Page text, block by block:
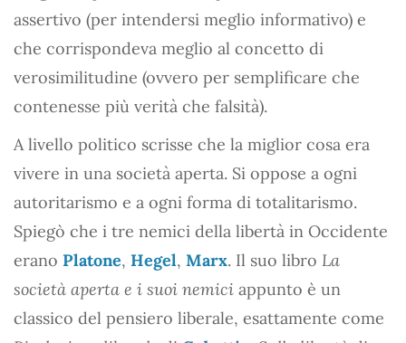
assertivo (per intendersi meglio informativo) e
che corrispondeva meglio al concetto di
verosimilitudine (ovvero per semplificare che
contenesse più verità che falsità).
A livello politico scrisse che la miglior cosa era
vivere in una società aperta. Si oppose a ogni
autoritarismo e a ogni forma di totalitarismo.
Spiegò che i tre nemici della libertà in Occidente
erano Platone, Hegel, Marx. Il suo libro La
società aperta e i suoi nemici appunto è un
classico del pensiero liberale, esattamente come